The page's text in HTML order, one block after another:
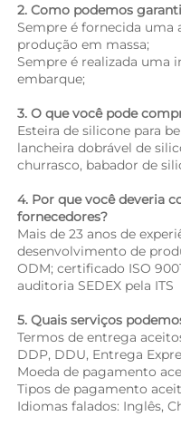
2. Como podemos
Sempre é fornecida uma
produção em massa;
Sempre é realizada uma
embarque;
3. O que você pode
Esteira de silicone para
lancheira dobrável de
churrasco, babador de
4. Por que você deveria
fornecedores?
Mais de 23 anos de
desenvolvimento de
ODM; certificado ISO
auditoria SEDEX pela ITS
5. Quais serviços
Termos de entrega
DDP, DDU, Entrega
Moeda de pagamento
Tipos de pagamento
Idiomas falados: Inglês,